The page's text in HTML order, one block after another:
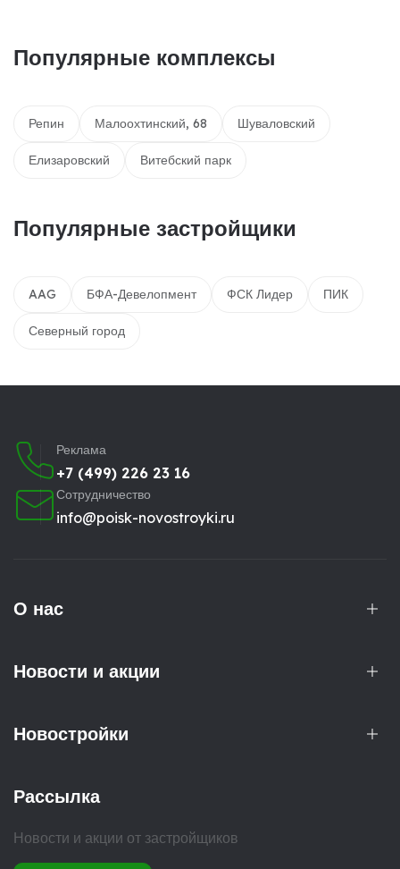
Популярные комплексы
Репин Малоохтинский, 68 Шуваловский
Елизаровский Витебский парк
Популярные застройщики
AAG БФА-Девелопмент ФСК Лидер ПИК
Северный город
Реклама
+7 (499) 226 23 16
Сотрудничество
info@poisk-novostroyki.ru
О нас
Новости и акции
Новостройки
Рассылка
Новости и акции от застройщиков